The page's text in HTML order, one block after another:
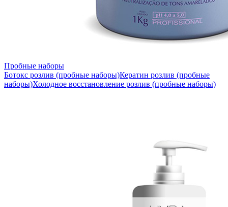
Пробные наборы
Ботокс розлив (пробные наборы)Кератин розлив (пробные
наборы)Холодное восстановление розлив (пробные наборы)